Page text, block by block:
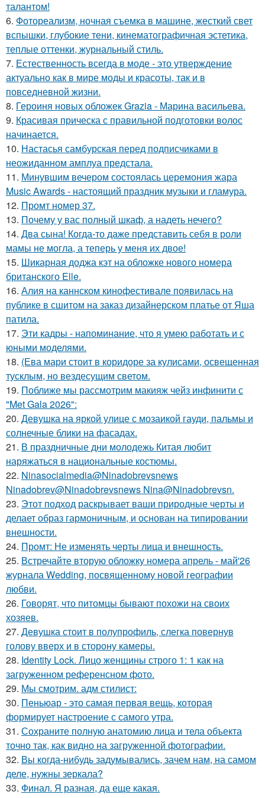
талантом!
6. Фотореализм, ночная съемка в машине, жесткий свет
вспышки, глубокие тени, кинематографичная эстетика,
теплые оттенки, журнальный стиль.
7. Естественность всегда в моде - это утверждение
актуально как в мире моды и красоты, так и в
повседневной жизни.
8. Героиня новых обложек Grazia - Марина васильева.
9. Красивая прическа с правильной подготовки волос
начинается.
10. Настасья самбурская перед подписчиками в
неожиданном амплуа предстала.
11. Минувшим вечером состоялась церемония жара
Music Awards - настоящий праздник музыки и гламура.
12. Промт номер 37.
13. Почему у вас полный шкаф, а надеть нечего?
14. Два сына! Когда-то даже представить себя в роли
мамы не могла, а теперь у меня их двое!
15. Шикарная доджа кэт на обложке нового номера
британского Elle.
16. Алия на каннском кинофестивале появилась на
публике в сшитом на заказ дизайнерском платье от Яша
патила.
17. Эти кадры - напоминание, что я умею работать и с
юными моделями.
18. (Ева мари стоит в коридоре за кулисами, освещенная
тусклым, но вездесущим светом.
19. Поближе мы рассмотрим макияж чейз инфинити с
"Met Gala 2026":
20. Девушка на яркой улице с мозаикой гауди, пальмы и
солнечные блики на фасадах.
21. В праздничные дни молодежь Китая любит
наряжаться в национальные костюмы.
22. Ninasocialmedia@Ninadobrevsnews
Ninadobrev@Ninadobrevsnews Nina@Ninadobrevsn.
23. Этот подход раскрывает ваши природные черты и
делает образ гармоничным, и основан на типировании
внешности.
24. Промт: Не изменять черты лица и внешность.
25. Встречайте вторую обложку номера апрель - май'26
журнала Wedding, посвященному новой географии
любви.
26. Говорят, что питомцы бывают похожи на своих
хозяев.
27. Девушка стоит в полупрофиль, слегка повернув
голову вверх и в сторону камеры.
28. Identity Lock. Лицо женщины строго 1: 1 как на
загруженном референсном фото.
29. Мы смотрим. адм стилист:
30. Пеньюар - это самая первая вещь, которая
формирует настроение с самого утра.
31. Сохраните полную анатомию лица и тела объекта
точно так, как видно на загруженной фотографии.
32. Вы когда-нибудь задумывались, зачем нам, на самом
деле, нужны зеркала?
33. Финал. Я разная, да еще какая.